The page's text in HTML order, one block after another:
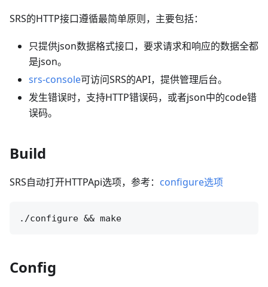
SRS的HTTP接口遵循最简单原则，主要包括：
只提供json数据格式接口，要求请求和响应的数据全都
是json。
srs-console可访问SRS的API，提供管理后台。
发生错误时，支持HTTP错误码，或者json中的code错
误码。
Build
SRS自动打开HTTPApi选项，参考： configure选项
Config